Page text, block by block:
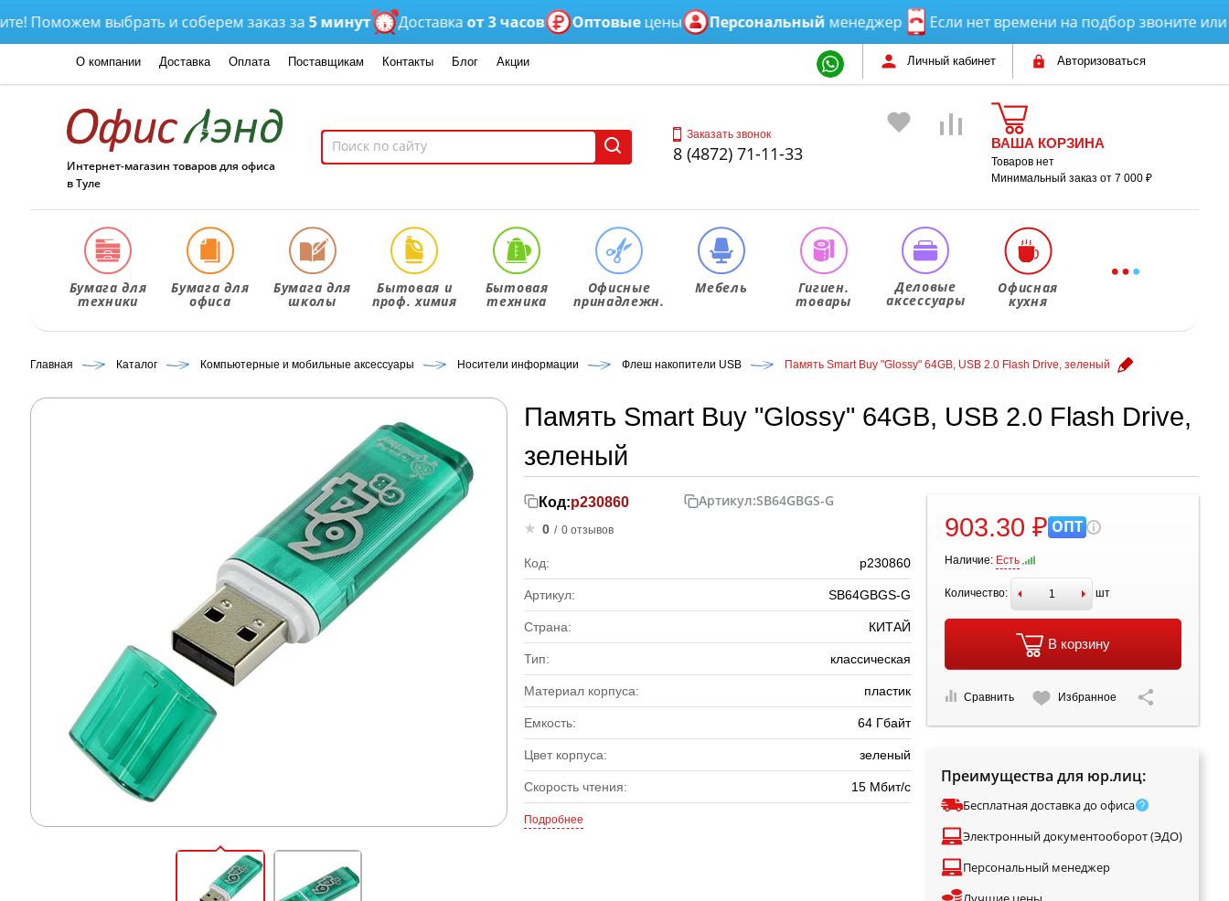
выбрать и соберем заказ за5 минут Доставкаот 3 часов Оптовыецены Персональныйменеджер Если нет времени на подбор звоните или
Личный кабинет Авторизоваться
О компании Доставка Оплата Поставщикам Контакты Блог Акции
Интернет-магазин товаров для офиса
в Туле
Заказать звонок
8 (4872) 71-11-33 ВАША КОРЗИНА
Товаров нет
Минимальный заказ от 7 000 ₽
Бумага для
техники
Бумага для
офиса
Бумага для
школы
Бытовая и
проф. химия
Бытовая
техника
Офисные
принадлежн.
Мебель Гигиен.
товары
Деловые
аксессуары
Офисная
кухня
Главная Каталог Компьютерные и мобильные аксессуары Носители информации Флеш накопители USB Память Smart Buy "Glossy" 64GB, USB 2.0 Flash Drive, зеленый
Память Smart Buy "Glossy" 64GB, USB 2.0 Flash Drive,
зеленый
Код:р230860 Артикул:SB64GBGS-G
0 / 0 отзывов
Код: р230860
Артикул: SB64GBGS-G
Страна: КИТАЙ
Тип: классическая
Материал корпуса: пластик
Емкость: 64 Гбайт
Цвет корпуса: зеленый
Скорость чтения: 15 Мбит/с
Подробнее
903.30 ₽ ОПТ
Наличие: Есть
Количество: шт
В корзину
Сравнить Избранное
Преимущества для юр.лиц:
Бесплатная доставка до офиса
Электронный документооборот (ЭДО)
Персональный менеджер